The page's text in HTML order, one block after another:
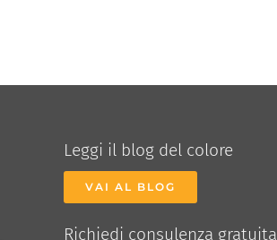
Leggi il blog del colore
VAI AL BLOG
Richiedi consulenza gratuita